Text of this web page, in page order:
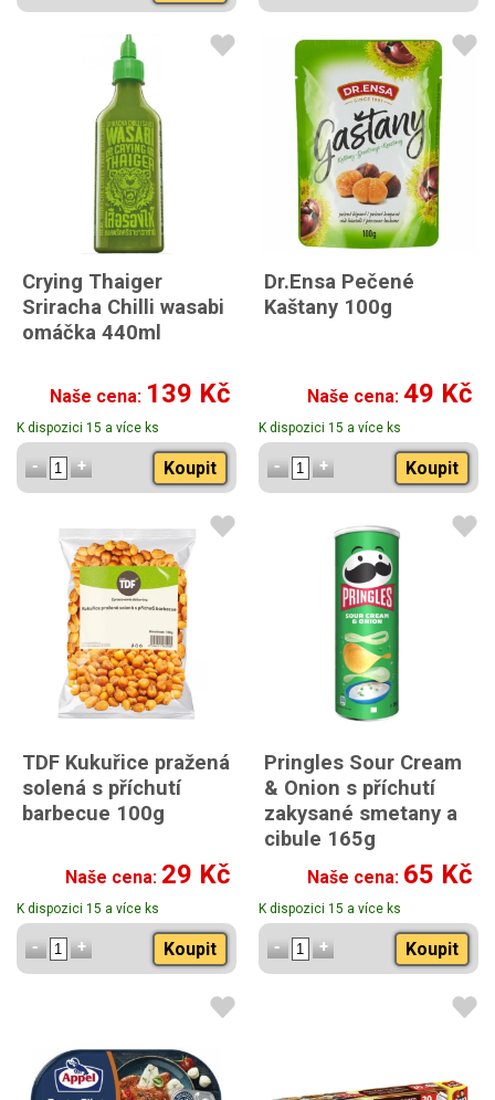
Crying Thaiger
Sriracha Chilli wasabi
omáčka 440ml
Naše cena: 139 Kč
K dispozici 15 a více ks
Koupit
Dr.Ensa Pečené
Kaštany 100g
Naše cena: 49 Kč
K dispozici 15 a více ks
Koupit
TDF Kukuřice pražená
solená s příchutí
barbecue 100g
Naše cena: 29 Kč
K dispozici 15 a více ks
Koupit
Pringles Sour Cream
& Onion s příchutí
zakysané smetany a
cibule 165g
Naše cena: 65 Kč
K dispozici 15 a více ks
Koupit